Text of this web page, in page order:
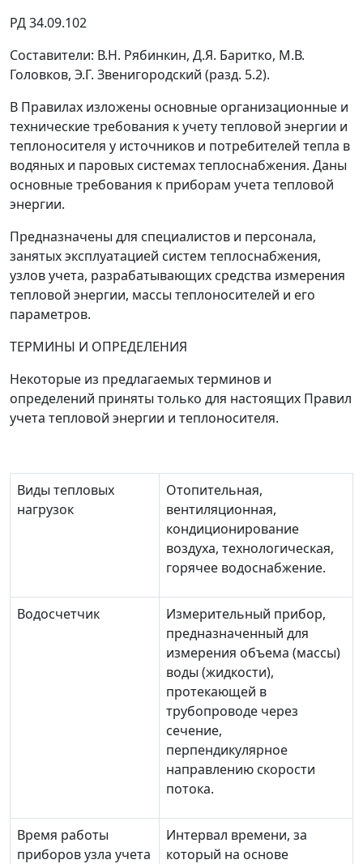
РД 34.09.102
Составители: В.Н. Рябинкин, Д.Я. Баритко, М.В.
Головков, Э.Г. Звенигородский (разд. 5.2).
В Правилах изложены основные организационные и
технические требования к учету тепловой энергии и
теплоносителя у источников и потребителей тепла в
водяных и паровых системах теплоснабжения. Даны
основные требования к приборам учета тепловой
энергии.
Предназначены для специалистов и персонала,
занятых эксплуатацией систем теплоснабжения,
узлов учета, разрабатывающих средства измерения
тепловой энергии, массы теплоносителей и его
параметров.
ТЕРМИНЫ И ОПРЕДЕЛЕНИЯ
Некоторые из предлагаемых терминов и
определений приняты только для настоящих Правил
учета тепловой энергии и теплоносителя.
Виды тепловых
нагрузок
Отопительная,
вентиляционная,
кондиционирование
воздуха, технологическая,
горячее водоснабжение.
Водосчетчик
Измерительный прибор,
предназначенный для
измерения объема (массы)
воды (жидкости),
протекающей в
трубопроводе через
сечение,
перпендикулярное
направлению скорости
потока.
Время работы
приборов узла учета
Интервал времени, за
который на основе